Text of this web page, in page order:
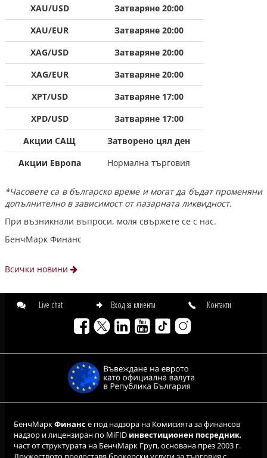
XAU/USD
Затваряне 20:00
XAU/EUR
Затваряне 20:00
XAG/USD
Затваряне 20:00
XAG/EUR
Затваряне 20:00
XPT/USD
Затваряне 17:00
XPD/USD
Затваряне 17:00
Акции САЩ
Затворено цял ден
Акции Европа
Нормална търговия
*Часовете са в българско време и могат да бъдат променяни
допълнително в зависимост от пазарната ликвидност.
При възникнали въпроси, моля свържете се с нас.
БенчМарк Финанс
Всички новини
Live chat Вход за клиенти Контакти
БенчМаркФинансе под надзора на Комисията за финансов
надзор и лицензиран по MiFID инвестиционен посредник,
част от структурата на БенчМарк Груп, основана през 2003 г.